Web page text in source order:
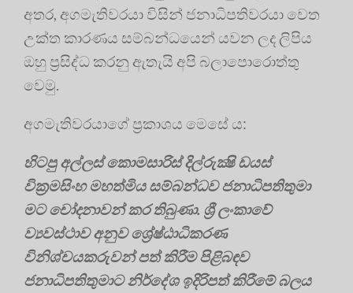
අතර, අගමැතිවරයා විසින් ජනාධිපතිවරයා වෙත
උක්ත කාරණය සම්බන්ධයෙන් යවන ලද ලිපිය
ඔහු ප්‍රසිද්ධ කරනු ඇතැයි අපි බලාපොරොත්තු
වෙමු.
අගමැතිවරයාගේ ප්‍රකාශය මෙසේ ය:
හිටපු අල්ලස් කොමසාරිස් දිල්රුක්‍ෂි ඩයස්
වික්‍රමසිංහ මහත්මිය සම්බන්ධව ජනාධිපතිතුමා
මට චෝදනාවන් කර තිබුණා. ශ්‍රී ලංකාවේ
ව්‍යවස්ථාව අනුව ශ්‍රේෂ්ඨාධිකරණ
විනිශ්චයකරුවන් පත් කිරීම පිළිබඳව
ජනාධිපතිතුමාට නිර්දේශ ඉදිරිපත් කිරීමේ බලය